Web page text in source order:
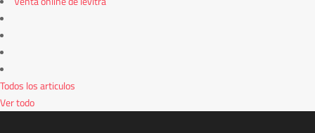
Todos los articulos
Ver todo